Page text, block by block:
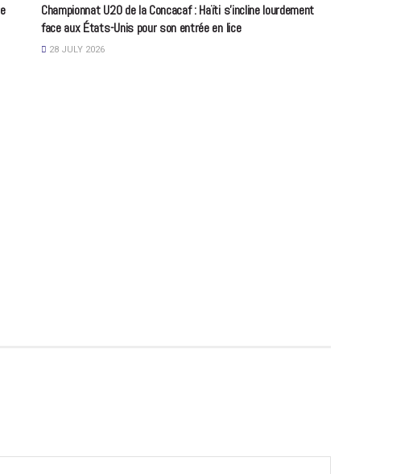
Championnat U20 de la Concacaf : Haïti s’incline lourdement
face aux États-Unis pour son entrée en lice
28 JULY 2026